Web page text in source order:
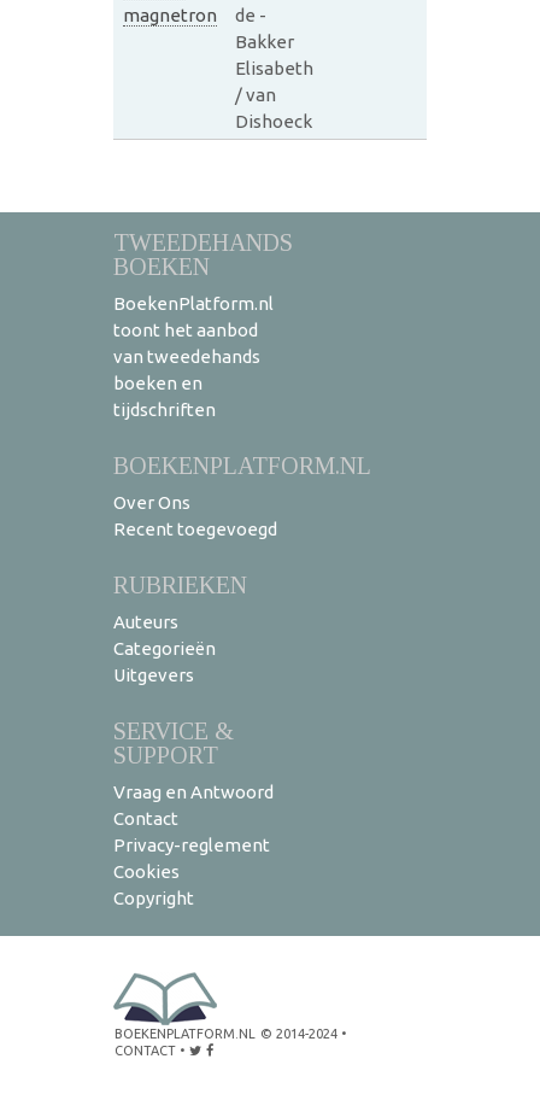
magnetron
de -
Bakker
Elisabeth
/ van
Dishoeck
TWEEDEHANDS
BOEKEN
BoekenPlatform.nl
toont het aanbod
van tweedehands
boeken en
tijdschriften
BOEKENPLATFORM.NL
Over Ons
Recent toegevoegd
RUBRIEKEN
Auteurs
Categorieën
Uitgevers
SERVICE &
SUPPORT
Vraag en Antwoord
Contact
Privacy-reglement
Cookies
Copyright
BOEKENPLATFORM.NL © 2014-2024 •
CONTACT •